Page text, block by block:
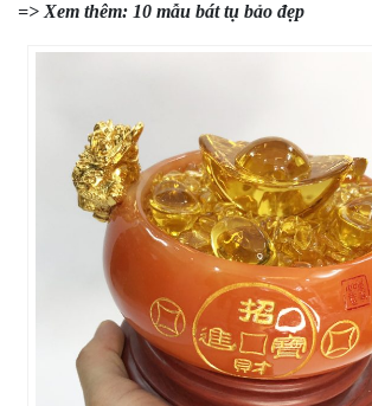
=> Xem thêm: 10 mẫu bát tụ bảo đẹp